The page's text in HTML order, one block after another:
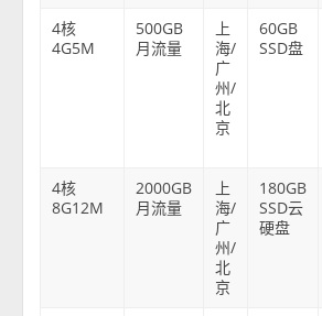
4核
4G5M
500GB
月流量
上
海/
广
州/
北
京
60GB
SSD盘
4核
8G12M
2000GB
月流量
上
海/
广
州/
北
京
180GB
SSD云
硬盘